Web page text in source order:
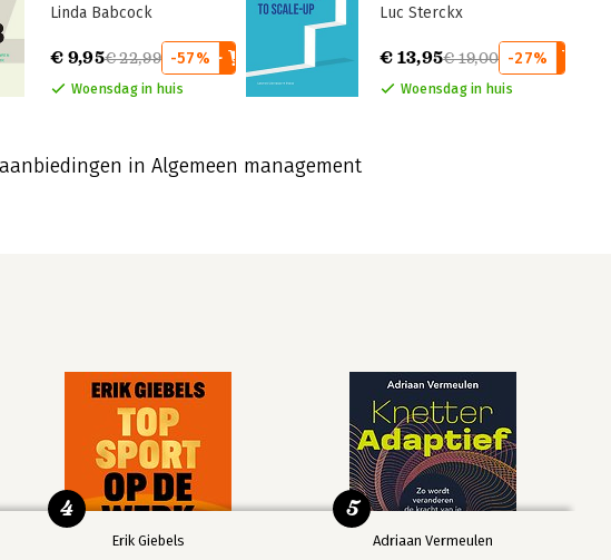
Linda Babcock
€ 9,95€ 22,99 -57%
Woensdag in huis
Scale-up
Luc Sterckx
€ 13,95€ 19,00 -27%
Woensdag in huis
in Algemeen management
Erik Giebels
4
Adriaan Vermeulen
5